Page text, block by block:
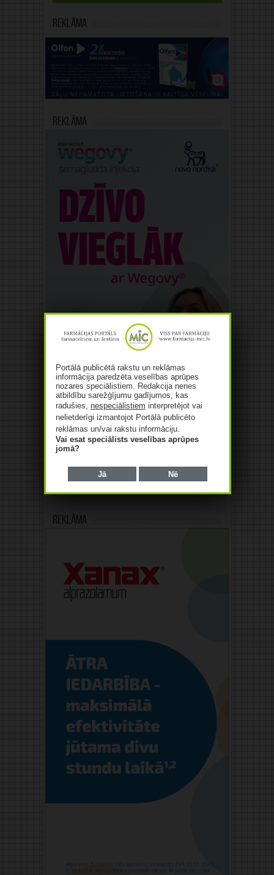
Reklāma
Reklāma
Reklāma
Portālā publicētā rakstu un reklāmas
informācija paredzēta veselības aprūpes
nozares speciālistiem. Redakcija nenes
atbildību sarežģījumu gadījumos, kas
radušies, nespeciālistiem interpretējot vai
nelietderīgi izmantojot Portālā publicēto
reklāmas un/vai rakstu informāciju.
Vai esat speciālists veselības aprūpes
jomā?
Jā Nē